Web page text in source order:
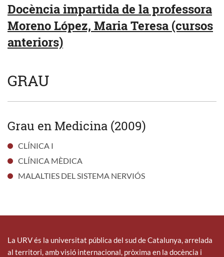
Docència impartida de la professora
Moreno López, Maria Teresa (cursos
anteriors)
GRAU
Grau en Medicina (2009)
CLÍNICA I
CLÍNICA MÈDICA
MALALTIES DEL SISTEMA NERVIÓS
La URV és la universitat pública del sud de Catalunya, arrelada
al territori, amb visió internacional, pròxima en la docència i